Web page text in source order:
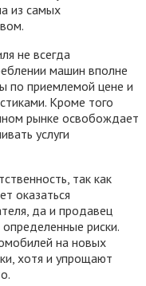
из самых
не всегда
машин вполне
по приемлемой цене и
Кроме того
рынке освобождает
услуги
так как
оказаться
да и продавец
риски.
на новых
хотя и упрощают